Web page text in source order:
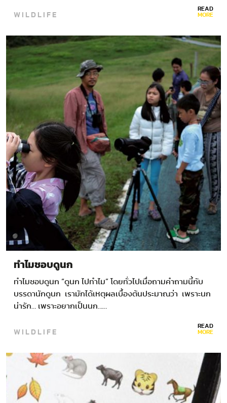
ฉลามไม่ได้หลับสนิทเหมือนมนุษย์ขี้เซาบางคน…
WILDLIFE READ
MORE
ทำไมชอบดูนก
ทำไมชอบดูนก “ดูนก ไปทำไม” โดยทั่วไปเมื่อถามคำถามนี้กับ
บรรดานักดูนก เรามักได้เหตุผลเบื้องต้นประมาณว่า เพราะนก
น่ารัก… เพราะอยากเป็นนก……
WILDLIFE READ
MORE